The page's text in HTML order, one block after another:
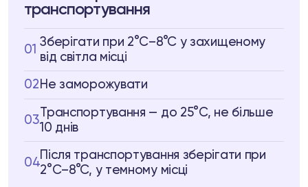
транспортування
01
Зберігати при 2°C–8°C у захищеному
від світла місці
02 Не заморожувати
03
Транспортування — до 25°C, не більше
10 днів
04
Після транспортування зберігати при
2°C–8°C, у темному місці